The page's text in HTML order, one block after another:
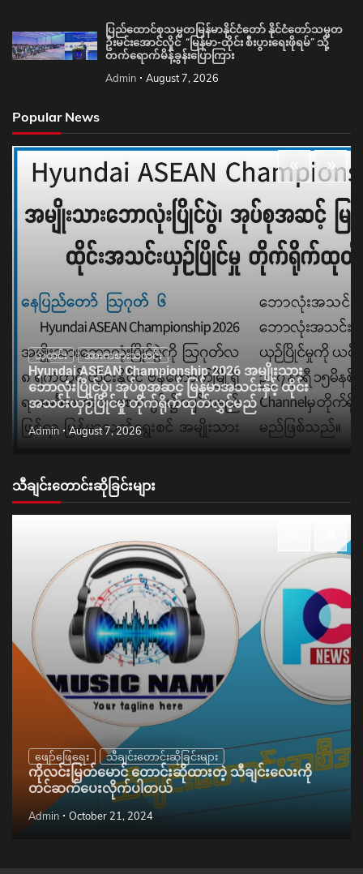
ပြည်ထောင်စုသမ္မတမြန်မာနိုင်ငံတော် နိုင်ငံတော်သမ္မတ
ဦးမင်းအောင်လှိုင် “မြန်မာ-ထိုင်း စီးပွားရေးဖိုရမ်” သို့
တက်ရောက်မိန့်ခွန်းပြောကြား
Admin August 7, 2026
Popular News
သတင်း အားကစားသတင်း
Hyundai ASEAN Championship 2026 အမျိုးသား
ဘောလုံးပြိုင်ပွဲ၊ အုပ်စုအဆင့် မြန်မာအသင်းနှင့် ထိုင်း
အသင်းယှဉ်ပြိုင်မှု တိုက်ရိုက်ထုတ်လွှင့်မည်
Admin August 7, 2026
သီချင်းတောင်းဆိုခြင်းများ
ဖျော်ဖြေရေး သီချင်းတောင်းဆိုခြင်းများ
ကိုလင်းမြတ်မောင် တောင်းဆိုထားတဲ့ သီချင်းလေးကို
တင်ဆက်ပေးလိုက်ပါတယ်
Admin October 21, 2024